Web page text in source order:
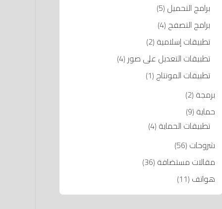
برامج التحميل (5)
برامج التصفح (4)
تطبيقات إسلامية (2)
تطبيقات التعديل على صور (4)
تطبيقات المونتاج (1)
برمجة (2)
حماية (9)
تطبيقات الحماية (4)
شروحات (56)
مقالات مستضافة (36)
هواتف (11)